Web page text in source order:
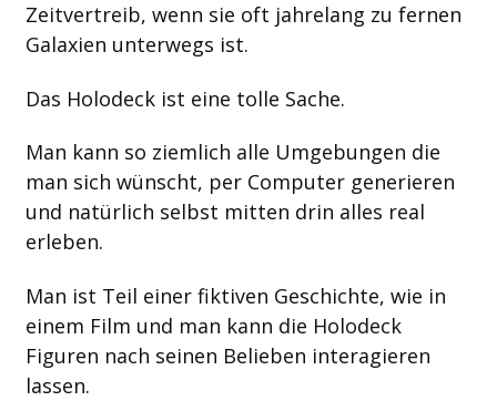
Zeitvertreib, wenn sie oft jahrelang zu fernen
Galaxien unterwegs ist.
Das Holodeck ist eine tolle Sache.
Man kann so ziemlich alle Umgebungen die
man sich wünscht, per Computer generieren
und natürlich selbst mitten drin alles real
erleben.
Man ist Teil einer fiktiven Geschichte, wie in
einem Film und man kann die Holodeck
Figuren nach seinen Belieben interagieren
lassen.